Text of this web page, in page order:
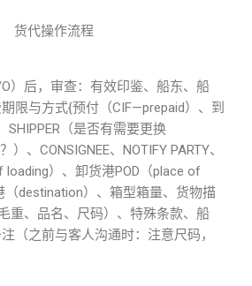
货代操作流程
）后，审查：有效印鉴、船东、船
限与方式{预付（CIF—prepaid）、到
SHIPPER（是否有需要更换
）、CONSIGNEE、NOTIFY PARTY、
loading）、卸货港POD（place of
（destination）、箱型箱量、货物描
重、品名、尺码）、特殊条款、船
（之前与客人沟通时：注意尺码，